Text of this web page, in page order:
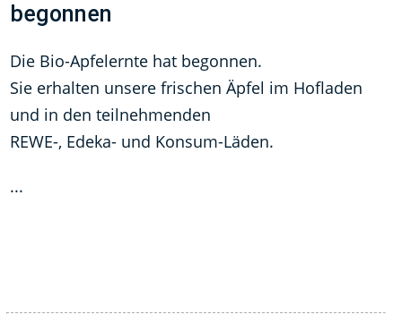
begonnen
Die Bio-Apfelernte hat begonnen.
Sie erhalten unsere frischen Äpfel im Hofladen
und in den teilnehmenden
REWE-, Edeka- und Konsum-Läden.
...